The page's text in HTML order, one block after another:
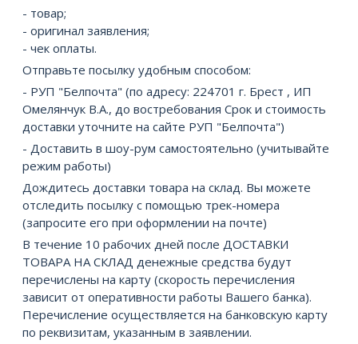
- товар;
- оригинал заявления;
- чек оплаты.
Отправьте посылку удобным способом:
- РУП "Белпочта" (по адресу: 224701 г. Брест , ИП
Омелянчук В.А., до востребования Срок и стоимость
доставки уточните на сайте РУП "Белпочта")
- Доставить в шоу-рум самостоятельно (учитывайте
режим работы)
Дождитесь доставки товара на склад. Вы можете
отследить посылку с помощью трек-номера
(запросите его при оформлении на почте)
В течение 10 рабочих дней после ДОСТАВКИ
ТОВАРА НА СКЛАД денежные средства будут
перечислены на карту (скорость перечисления
зависит от оперативности работы Вашего банка).
Перечисление осуществляется на банковскую карту
по реквизитам, указанным в заявлении.